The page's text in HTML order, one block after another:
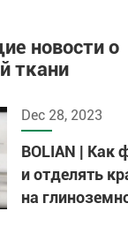
новости о
ткани
Dec 28, 2023
BOLIAN | Как
и отделять
на